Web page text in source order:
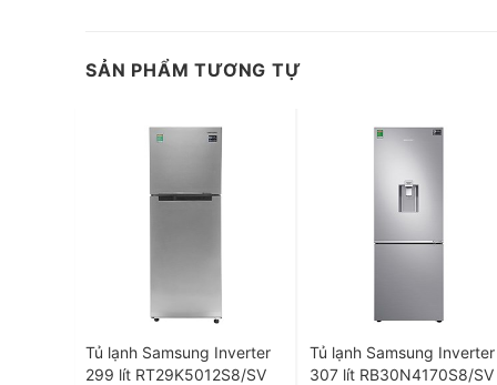
SẢN PHẨM TƯƠNG TỰ
Tủ lạnh Samsung Inverter
299 lít RT29K5012S8/SV
Tủ lạnh Samsung Inverter
307 lít RB30N4170S8/SV